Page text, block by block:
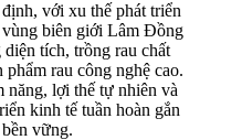
với xu thế phát triển
vùng biên giới Lâm Đồng
tích, trồng rau chất
rau công nghệ cao.
năng, lợi thế tự nhiên và
kinh tế tuần hoàn gắn
vững.